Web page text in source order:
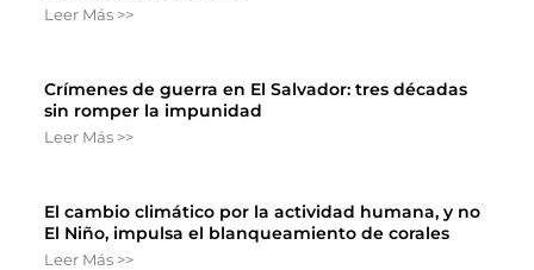
Leer Más >>
Crímenes de guerra en El Salvador: tres décadas
sin romper la impunidad
Leer Más >>
El cambio climático por la actividad humana, y no
El Niño, impulsa el blanqueamiento de corales
Leer Más >>